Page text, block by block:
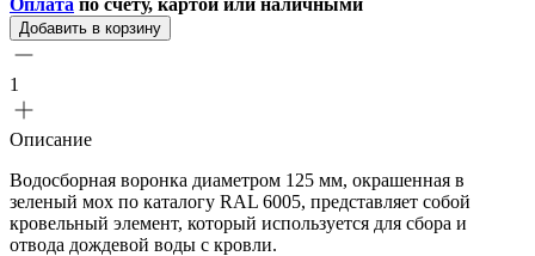
Добавить в корзину
1
Описание
Водосборная воронка диаметром 125 мм, окрашенная в
зеленый мох по каталогу RAL 6005, представляет собой
кровельный элемент, который используется для сбора и
отвода дождевой воды с кровли.